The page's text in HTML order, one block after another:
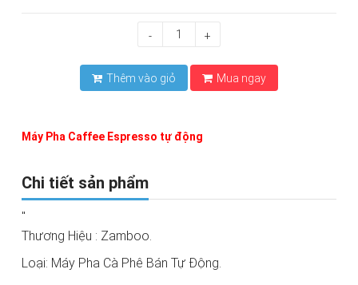
- +
Thêm vào giỏ Mua ngay
Máy Pha Caffee Espresso tự động
Chi tiết sản phẩm
"
Thương Hiệu : Zamboo.
Loại: Máy Pha Cà Phê Bán Tự Động.